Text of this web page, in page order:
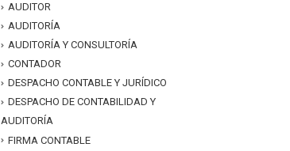
AUDITOR
AUDITORÍA
AUDITORÍA Y CONSULTORÍA
CONTADOR
DESPACHO CONTABLE Y JURÍDICO
DESPACHO DE CONTABILIDAD Y
AUDITORÍA
FIRMA CONTABLE